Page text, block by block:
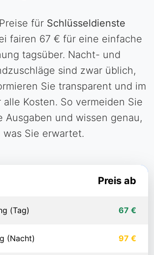
für Schlüsseldienste
fairen 67 € für eine einfache
tagsüber. Nacht- und
sind zwar üblich,
Sie transparent und im
alle Kosten. So vermeiden Sie
Ausgaben und wissen genau,
was Sie erwartet.
Preis ab
(Tag) 67 €
(Nacht) 97 €